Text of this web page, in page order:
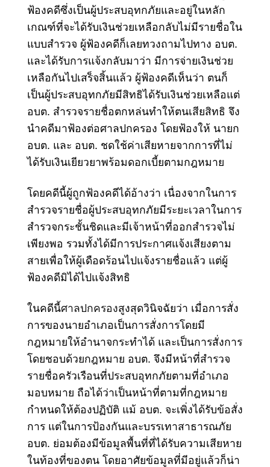
ฟ้องคดีซึ่งเป็นผู้ประสบอุทกภัยและอยู่ในหลัก
เกณฑ์ที่จะได้รับเงินช่วยเหลือกลับไม่มีรายชื่อใน
แบบสำรวจ ผู้ฟ้องคดีก็เลยทวงถามไปทาง อบต.
และได้รับการแจ้งกลับมาว่า มีการจ่ายเงินช่วย
เหลือกันไปเสร็จสิ้นแล้ว ผู้ฟ้องคดีเห็นว่า ตนก็
เป็นผู้ประสบอุทกภัยมีสิทธิได้รับเงินช่วยเหลือแต่
อบต. สำรวจรายชื่อตกหล่นทำให้ตนเสียสิทธิ จึง
นำคดีมาฟ้องต่อศาลปกครอง โดยฟ้องให้ นายก
อบต. และ อบต. ชดใช้ค่าเสียหายจากการที่ไม่
ได้รับเงินเยียวยาพร้อมดอกเบี้ยตามกฎหมาย
โดยคดีนี้ผู้ถูกฟ้องคดีได้อ้างว่า เนื่องจากในการ
สำรวจรายชื่อผู้ประสบอุทกภัยมีระยะเวลาในการ
สำรวจกระชั้นชิดและมีเจ้าหน้าที่ออกสำรวจไม่
เพียงพอ รวมทั้งได้มีการประกาศแจ้งเสียงตาม
สายเพื่อให้ผู้เดือดร้อนไปแจ้งรายชื่อแล้ว แต่ผู้
ฟ้องคดีมิได้ไปแจ้งสิทธิ
ในคดีนี้ศาลปกครองสูงสุดวินิจฉัยว่า เมื่อการสั่ง
การของนายอำเภอเป็นการสั่งการโดยมี
กฎหมายให้อำนาจกระทำได้ และเป็นการสั่งการ
โดยชอบด้วยกฎหมาย อบต. จึงมีหน้าที่สำรวจ
รายชื่อครัวเรือนที่ประสบอุทกภัยตามที่อำเภอ
มอบหมาย ถือได้ว่าเป็นหน้าที่ตามที่กฎหมาย
กำหนดให้ต้องปฏิบัติ แม้ อบต. จะเพิ่งได้รับข้อสั่ง
การ แต่ในการป้องกันและบรรเทาสาธารณภัย
อบต. ย่อมต้องมีข้อมูลพื้นที่ที่ได้รับความเสียหาย
ในท้องที่ของตน โดยอาศัยข้อมูลที่มีอยู่แล้วก็น่า